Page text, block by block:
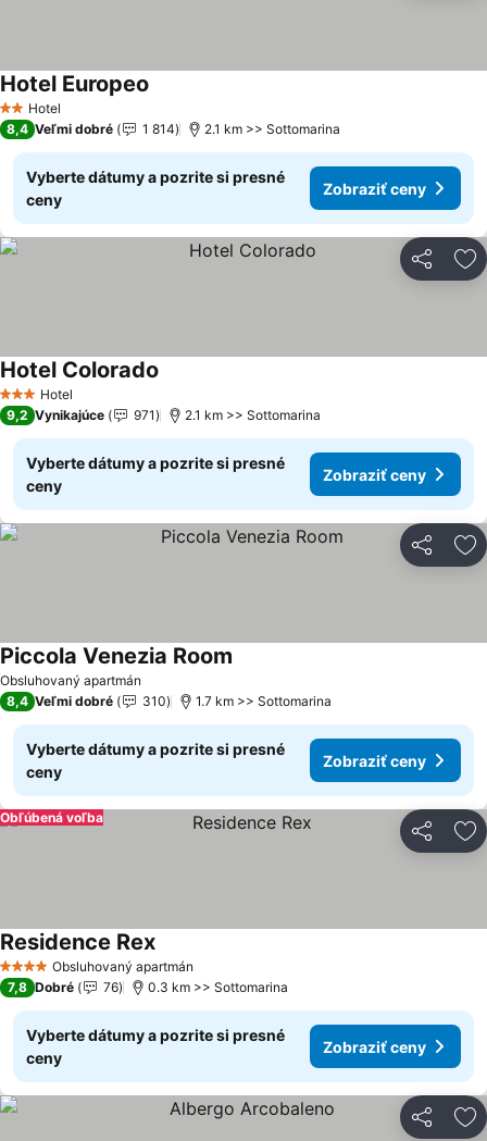
2 Počet hviezdičiek
Hotel
Hotel Europeo
8,4 Veľmi dobré 1 814 2.1 km >> Sottomarina
Vyberte dátumy a pozrite si presné
ceny
Zobraziť ceny
Zdieľať
3 Počet hviezdičiek
Hotel
Hotel Colorado
9,2 Vynikajúce 971 2.1 km >> Sottomarina
Vyberte dátumy a pozrite si presné
ceny
Zobraziť ceny
Zdieľať
Obsluhovaný apartmán
Piccola Venezia Room
8,4 Veľmi dobré 310 1.7 km >> Sottomarina
Vyberte dátumy a pozrite si presné
ceny
Zobraziť ceny
Zdieľať
Obľúbená voľba
4 Počet hviezdičiek
Obsluhovaný apartmán
Residence Rex
7,8 Dobré 76 0.3 km >> Sottomarina
Vyberte dátumy a pozrite si presné
ceny
Zobraziť ceny
Zdieľať